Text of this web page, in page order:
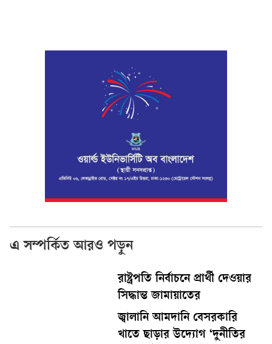
এ সম্পর্কিত আরও পড়ুন
রাষ্ট্রপতি নির্বাচনে প্রার্থী দেওয়ার
সিদ্ধান্ত জামায়াতের
জ্বালানি আমদানি বেসরকারি
খাতে ছাড়ার উদ্যোগ ‘দুনীতির